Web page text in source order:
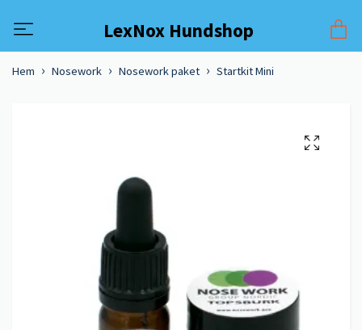
LexNox Hundshop
Hem Nosework Nosework paket Startkit Mini